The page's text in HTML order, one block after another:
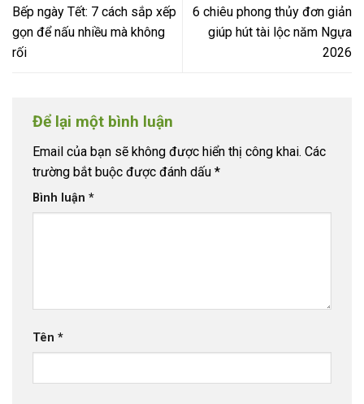
Bếp ngày Tết: 7 cách sắp xếp
gọn để nấu nhiều mà không
rối
6 chiêu phong thủy đơn giản
giúp hút tài lộc năm Ngựa
2026
Để lại một bình luận
Email của bạn sẽ không được hiển thị công khai. Các
trường bắt buộc được đánh dấu *
Bình luận *
Tên *